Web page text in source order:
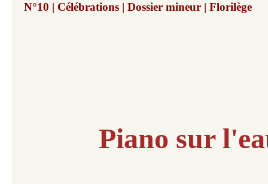
N°10 | Célébrations | Dossier mineur | Florilège
Piano sur